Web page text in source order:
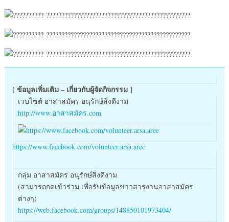
[ ข้อมูลเพิ่มเติม – เกี่ยวกับผู้จัดกิจกรรม ]
เวบไซต์ อาสาสมัคร อนุรักษ์สิ่งดีงาม
http://www.อาสาสมัคร.com
https://www.facebook.com/volunteer.arsa.aree
กลุ่ม อาสาสมัคร อนุรักษ์สิ่งดีงาม
(สามารถกดเข้าร่วม เพื่อรับข้อมูลข่าวสารงานอาสาสมัคร
ต่างๆ)
https://web.facebook.com/groups/148850101973404/